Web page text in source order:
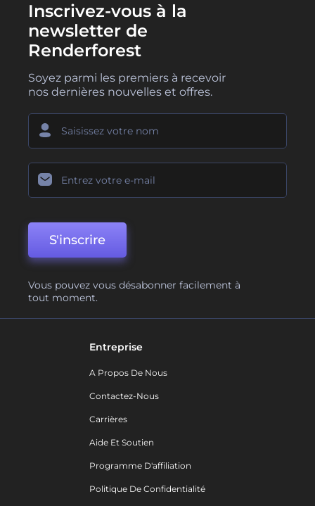
Inscrivez-vous à la
newsletter de
Renderforest
Soyez parmi les premiers à recevoir
nos dernières nouvelles et offres.
S'inscrire
Vous pouvez vous désabonner facilement à
tout moment.
Entreprise
A Propos De Nous
Contactez-Nous
Carrières
Aide Et Soutien
Programme D'affiliation
Politique De Confidentialité